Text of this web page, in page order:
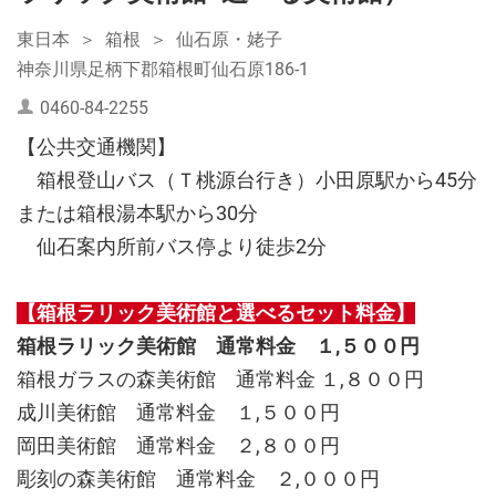
東日本 箱根
仙石原・姥子
神奈川県足柄下郡箱根町仙石原186-1
0460-84-2255
【公共交通機関】
箱根登山バス（Ｔ桃源台行き）小田原駅から45分
または箱根湯本駅から30分
仙石案内所前バス停より徒歩2分
【箱根ラリック美術館と選べるセット料金】
箱根ラリック美術館 通常料金 １,５００円
箱根ガラスの森美術館 通常料金 １,８００円
成川美術館 通常料金 １,５００円
岡田美術館 通常料金 ２,８００円
彫刻の森美術館 通常料金 ２,０００円